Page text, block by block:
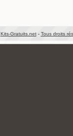
Kits-Gratuits.net- Tous droits